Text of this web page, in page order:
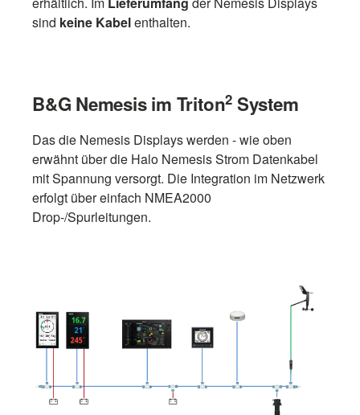
sind keine Kabelenthalten.
B&G Nemesis im Triton2 System
Das die Nemesis Displays werden - wie oben
erwähnt über die Halo Nemesis Strom Datenkabel
mit Spannung versorgt. Die Integration im Netzwerk
erfolgt über einfach NMEA2000
Drop-/Spurleitungen.